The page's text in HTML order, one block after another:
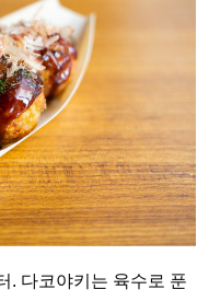
. 다코야키는 육수로 푼